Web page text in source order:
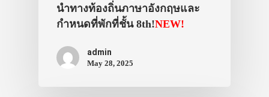
นำทางท้องถิ่นภาษาอังกฤษและ
กำหนดที่พักที่ชั้น 8th!NEW!
admin
May 28, 2025
ประเทศญี่ปุ่น